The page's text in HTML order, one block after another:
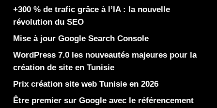
+300 % de trafic grâce à l’IA : la nouvelle
révolution du SEO
Mise à jour Google Search Console
WordPress 7.0 les nouveautés majeures pour la
création de site en Tunisie
Prix création site web Tunisie en 2026
Être premier sur Google avec le référencement